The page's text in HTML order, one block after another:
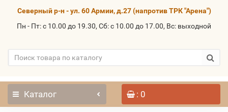
Северный р-н - ул. 60 Армии, д.27 (напротив ТРК "Арена")
Пн - Пт: с 10.00 до 19.30, Сб: с 10.00 до 17.00, Вс: выходной
Каталог : 0